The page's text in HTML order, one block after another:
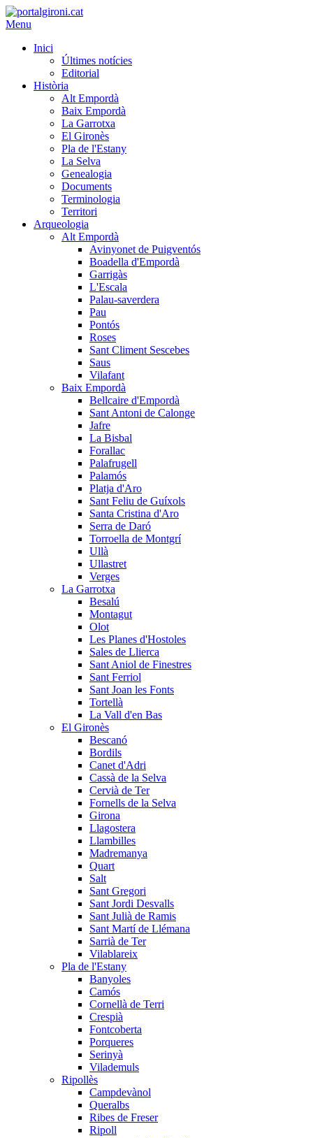
Menu
Inici
Últimes notícies
Editorial
Història
Alt Empordà
Baix Empordà
La Garrotxa
El Gironès
Pla de l'Estany
La Selva
Genealogia
Documents
Terminologia
Territori
Arqueologia
Alt Empordà
Avinyonet de Puigventós
Boadella d'Empordà
Garrigàs
L'Escala
Palau-saverdera
Pau
Pontós
Roses
Sant Climent Sescebes
Saus
Vilafant
Baix Empordà
Bellcaire d'Empordà
Sant Antoni de Calonge
Jafre
La Bisbal
Forallac
Palafrugell
Palamós
Platja d'Aro
Sant Feliu de Guíxols
Santa Cristina d'Aro
Serra de Daró
Torroella de Montgrí
Ullà
Ullastret
Verges
La Garrotxa
Besalú
Montagut
Olot
Les Planes d'Hostoles
Sales de Llierca
Sant Aniol de Finestres
Sant Ferriol
Sant Joan les Fonts
Tortellà
La Vall d'en Bas
El Gironès
Bescanó
Bordils
Canet d'Adri
Cassà de la Selva
Cervià de Ter
Fornells de la Selva
Girona
Llagostera
Llambilles
Madremanya
Quart
Salt
Sant Gregori
Sant Jordi Desvalls
Sant Julià de Ramis
Sant Martí de Llémana
Sarrià de Ter
Vilablareix
Pla de l'Estany
Banyoles
Camós
Cornellà de Terri
Crespià
Fontcoberta
Porqueres
Serinyà
Vilademuls
Ripollès
Campdevànol
Queralbs
Ribes de Freser
Ripoll